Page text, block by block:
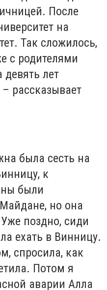
После
на
Так сложилось,
с родителями
лет
– рассказывает
была сесть на
к
были
но она
поздно, сиди
ехать в Винницу.
спросила, как
Потом я
аварии Алла